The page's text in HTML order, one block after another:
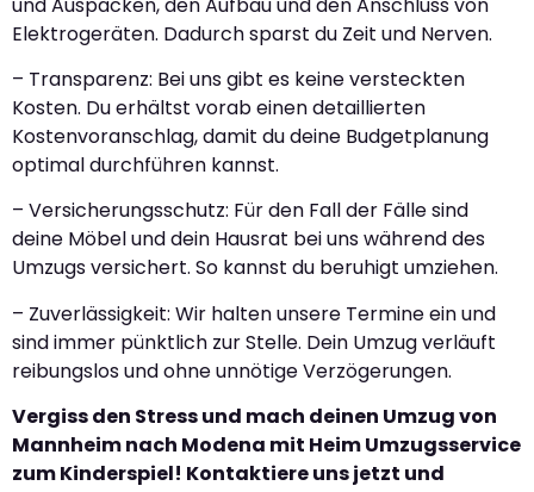
Elektrogeräten. Dadurch sparst du Zeit und Nerven.
– Transparenz: Bei uns gibt es keine versteckten
Kosten. Du erhältst vorab einen detaillierten
Kostenvoranschlag, damit du deine Budgetplanung
optimal durchführen kannst.
– Versicherungsschutz: Für den Fall der Fälle sind
deine Möbel und dein Hausrat bei uns während des
Umzugs versichert. So kannst du beruhigt umziehen.
– Zuverlässigkeit: Wir halten unsere Termine ein und
sind immer pünktlich zur Stelle. Dein Umzug verläuft
reibungslos und ohne unnötige Verzögerungen.
Vergiss den Stress und mach deinen Umzug von
Mannheim nach Modena mit Heim Umzugsservice
zum Kinderspiel! Kontaktiere uns jetzt und